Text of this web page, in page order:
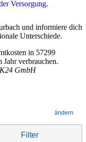
und informiere dich
Unterschiede.
in 57299
verbrauchen.
GmbH